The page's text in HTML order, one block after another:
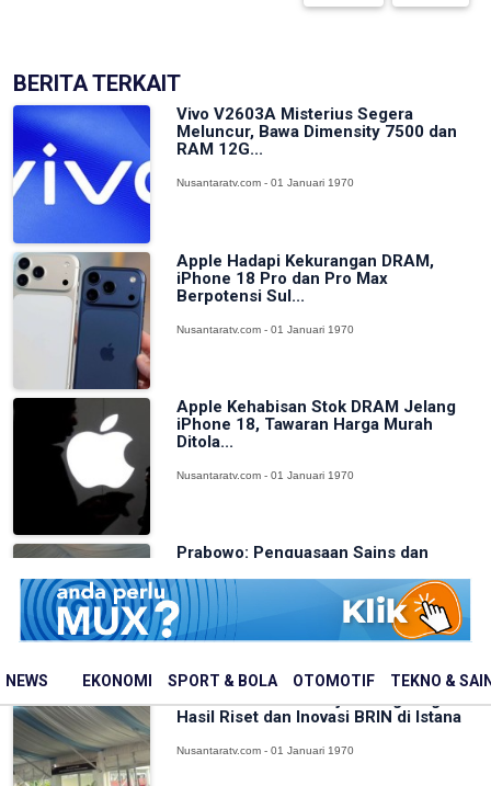
NEWS EKONOMI SPORT & BOLA OTOMOTIF TEKNO &
BERITA TERKAIT
Vivo V2603A Misterius Segera
Meluncur, Bawa Dimensity 7500 dan
RAM 12G...
Nusantaratv.com - 01 Januari 1970
Apple Hadapi Kekurangan DRAM,
iPhone 18 Pro dan Pro Max
Berpotensi Sul...
Nusantaratv.com - 01 Januari 1970
Apple Kehabisan Stok DRAM Jelang
iPhone 18, Tawaran Harga Murah
Ditola...
Nusantaratv.com - 01 Januari 1970
Prabowo: Penguasaan Sains dan
Nusantaratv.com - 01 Januari 1970
Momen Prabowo Tinjau Langsung
Hasil Riset dan Inovasi BRIN di Istana
Nusantaratv.com - 01 Januari 1970